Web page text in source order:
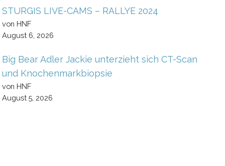
STURGIS LIVE-CAMS – RALLYE 2024
von HNF
August 6, 2026
Big Bear Adler Jackie unterzieht sich CT-Scan
und Knochenmarkbiopsie
von HNF
August 5, 2026